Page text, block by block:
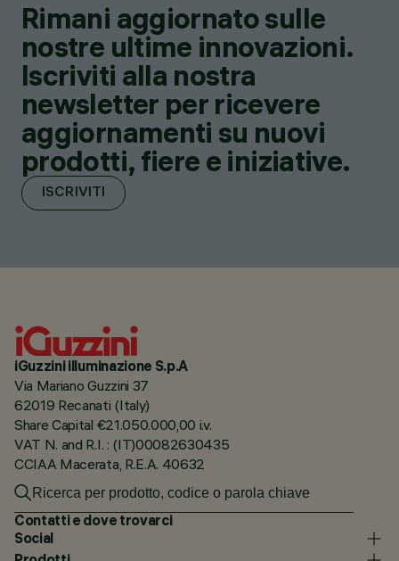
Rimani aggiornato sulle
nostre ultime innovazioni.
Iscriviti alla nostra
newsletter per ricevere
aggiornamenti su nuovi
prodotti, fiere e iniziative.
ISCRIVITI
iGuzzini illuminazione S.p.A
Via Mariano Guzzini 37
62019 Recanati (Italy)
Share Capital €21.050.000,00 i.v.
VAT N. and R.I. : (IT)00082630435
CCIAA Macerata, R.E.A. 40632
Contatti e dove trovarci
Social